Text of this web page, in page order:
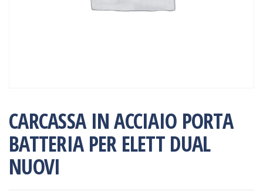
CARCASSA IN ACCIAIO PORTA
BATTERIA PER ELETT DUAL
NUOVI